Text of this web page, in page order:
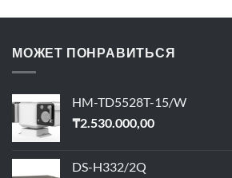
МОЖЕТ ПОНРАВИТЬСЯ
HM-TD5528T-15/W
₸2.530.000,00
DS-H332/2Q